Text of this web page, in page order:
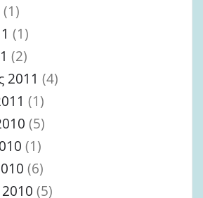
(1)
(1)
(2)
2011 (4)
(1)
(5)
(1)
(6)
(5)